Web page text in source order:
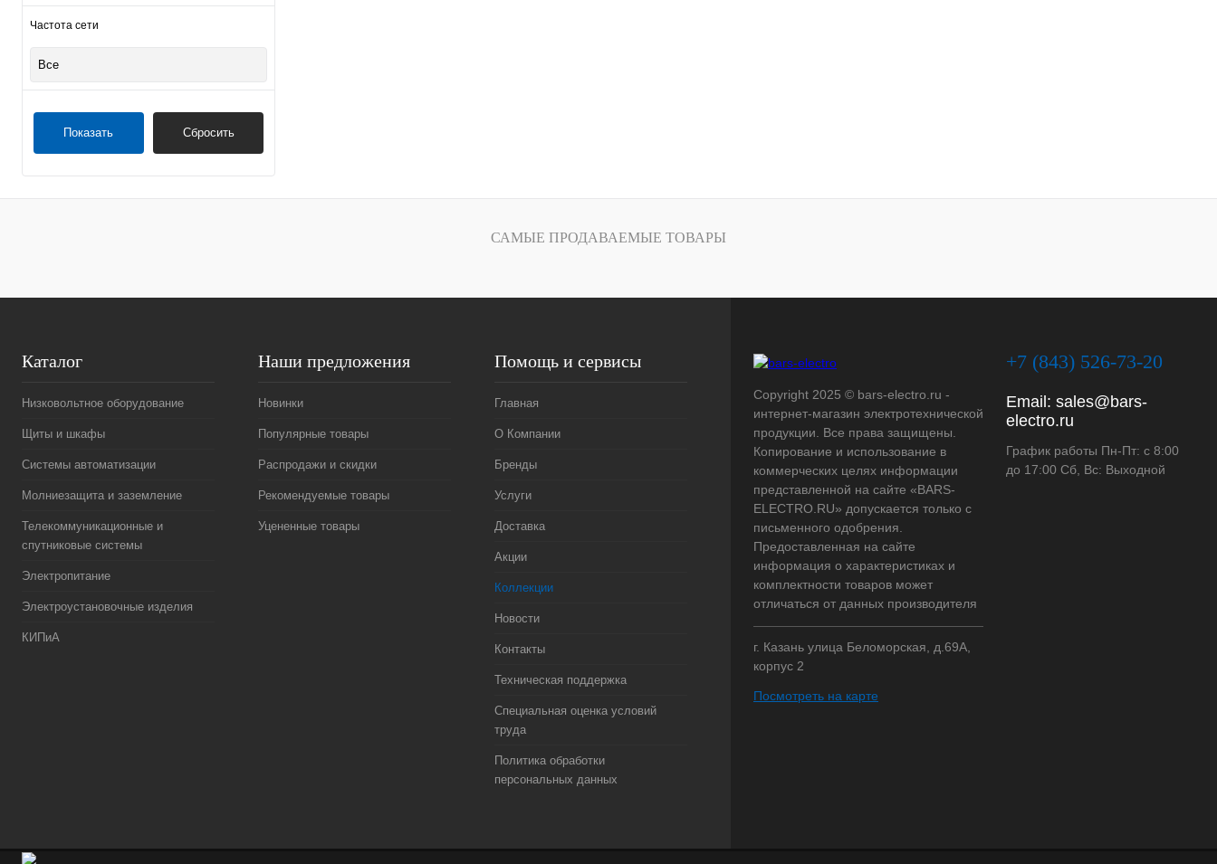
Частота сети
Все
Показать Сбросить
САМЫЕ ПРОДАВАЕМЫЕ ТОВАРЫ
Каталог
Низковольтное оборудование
Щиты и шкафы
Системы автоматизации
Молниезащита и заземление
Телекоммуникационные и
спутниковые системы
Электропитание
Электроустановочные изделия
КИПиА
Наши предложения
Новинки
Популярные товары
Распродажи и скидки
Рекомендуемые товары
Уцененные товары
Помощь и сервисы
Главная
О Компании
Бренды
Услуги
Доставка
Акции
Коллекции
Новости
Контакты
Техническая поддержка
Специальная оценка условий
труда
Политика обработки
персональных данных
Copyright 2025 © bars-electro.ru -
интернет-магазин электротехнической
продукции. Все права защищены.
Копирование и использование в
коммерческих целях информации
представленной на сайте «BARS-
ELECTRO.RU» допускается только с
письменного одобрения.
Предоставленная на сайте
информация о характеристиках и
комплектности товаров может
отличаться от данных производителя
г. Казань улица Беломорская, д.69А,
корпус 2
Посмотреть на карте
+7 (843) 526-73-20
Email: sales@bars-
electro.ru
График работы Пн-Пт: с 8:00
до 17:00 Сб, Вс: Выходной